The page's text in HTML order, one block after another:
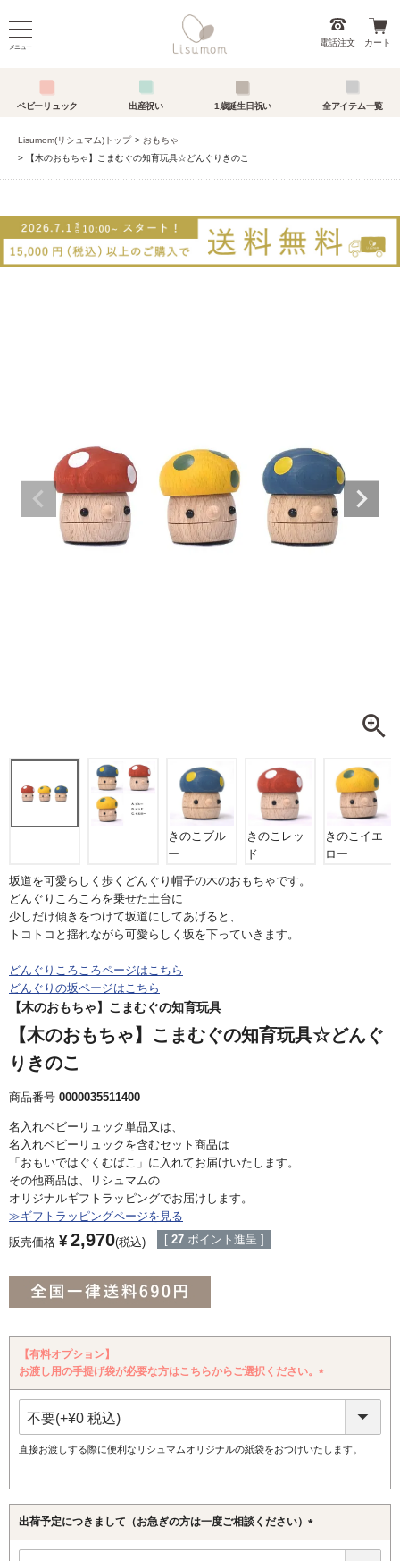
メニュー 電話注文 カート
ベビーリュック 出産祝い 1歳誕生日祝い 全アイテム一覧
Lisumom(リシュマム)トップ
おもちゃ
【木のおもちゃ】こまむぐの知育玩具☆どんぐりきのこ
きのこブル
ー
きのこレッ
ド
きのこイエ
ロー
坂道を可愛らしく歩くどんぐり帽子の木のおもちゃです。
どんぐりころころを乗せた土台に
少しだけ傾きをつけて坂道にしてあげると、
トコトコと揺れながら可愛らしく坂を下っていきます。
どんぐりころころページはこちら
どんぐりの坂ページはこちら
【木のおもちゃ】こまむぐの知育玩具
【木のおもちゃ】こまむぐの知育玩具☆どんぐ
りきのこ
商品番号 0000035511400
名入れベビーリュック単品又は、
名入れベビーリュックを含むセット商品は
「おもいではぐくむばこ」に入れてお届けいたします。
その他商品は、リシュマムの
オリジナルギフトラッピングでお届けします。
≫ギフトラッピングページを見る
販売価格 ¥ 2,970 税込 [ 27 ポイント進呈 ]
【有料オプション】
お渡し用の手提げ袋が必要な方はこちらからご選択ください。
(必
直接お渡しする際に便利なリシュマムオリジナルの紙袋をおつけいたします。
出荷予定につきまして（お急ぎの方は一度ご相談ください）
(必